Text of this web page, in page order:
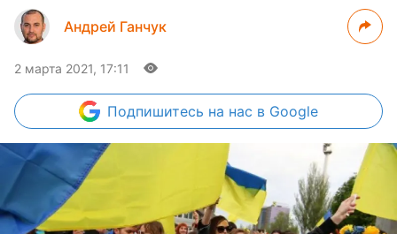
Андрей Ганчук
2 марта 2021, 17:11
Подпишитесь на нас в Google